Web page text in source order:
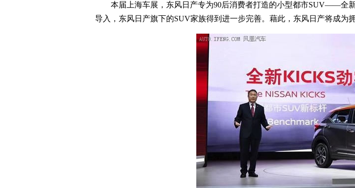
本届上海车展，东风日产专为90后消费者打造的小型都市SUV——全
导入，东风日产旗下的SUV家族得到进一步完善。藉此，东风日产将成为